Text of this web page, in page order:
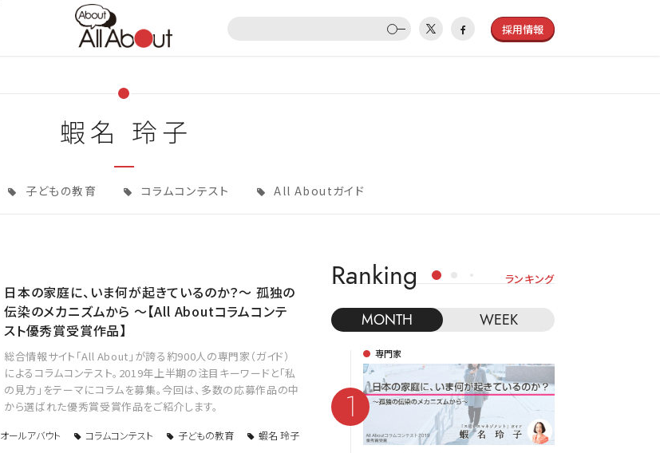
採用情報
蝦名 玲子
子どもの教育 コラムコンテスト All Aboutガイド
日本の家庭に、いま何が起きているのか？～ 孤独の
伝染のメカニズムから ～【All Aboutコラムコンテ
スト優秀賞受賞作品】
総合情報サイト「All About」が誇る約900人の専門家（ガイド）
によるコラムコンテスト。2019年上半期の注目キーワードと「私
の見方」をテーマにコラムを募集。今回は、多数の応募作品の中
から選ばれた優秀賞受賞作品をご紹介します。
オールアバウト コラムコンテスト 子どもの教育 蝦名 玲子
Ranking ランキング
MONTH WEEK
専門家